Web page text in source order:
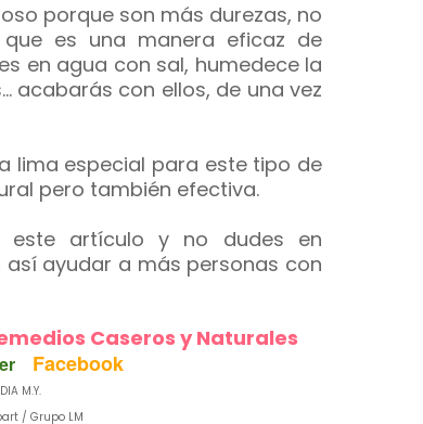
porque son más durezas, no
es una manera eficaz de
en agua con sal, humedece la
acabarás con ellos, de una vez
lima especial para este tipo de
pero también efectiva.
este artículo y no dudes en
ayudar a más personas con
Caseros y Naturales
Facebook
M.Y.
/ Grupo LM